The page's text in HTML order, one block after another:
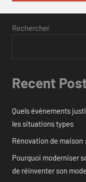
Rechercher
Recent
Quels événements
les situations types
Rénovation de
Pourquoi moderniser
de réinventer son